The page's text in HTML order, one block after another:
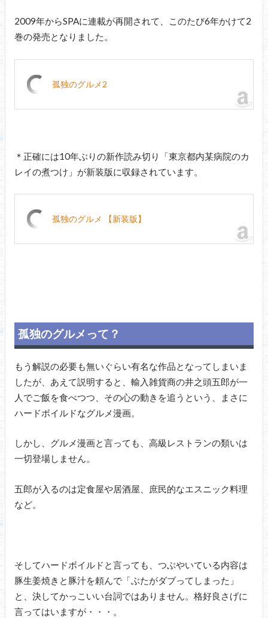
2009年からSPAに連載が再開されて、このたび6年かけて2
巻の発売となりました。
孤独のグルメ2
＊正確には10年ぶりの新作読み切り「東京都内某病院のカ
レイの煮つけ」が新装版に収録されています。
孤独のグルメ 【新装版】
孤独のグルメって？
もう解説の必要も無いぐらい有名な作品となってしまいま
したが、あえて説明すると、輸入雑貨商の井之頭五郎が一
人でご飯を食べつつ、その心の動きを追うという、まさに
ハードボイルドなグルメ漫画。
しかし、グルメ漫画と言っても、高級レストランの類いは
一切登場しません。
五郎が入るのは定食屋や居酒屋、庶民的なエスニック料理
など。
そしてハードボイルドと言っても、つぶやいている内容は
豚生姜焼きと豚汁を頼んで「ぶたがダブってしまった」
と、決してかっこいい台詞ではありません。格好良さげに
言ってはいますが・・・。